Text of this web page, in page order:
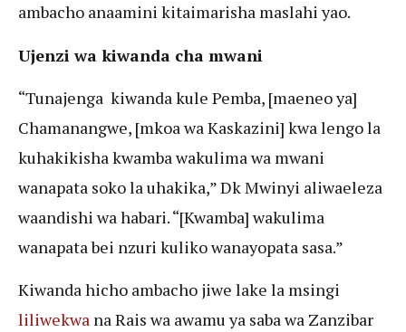
ambacho anaamini kitaimarisha maslahi yao.
Ujenzi wa kiwanda cha mwani
“Tunajenga kiwanda kule Pemba, [maeneo ya]
Chamanangwe, [mkoa wa Kaskazini] kwa lengo la
kuhakikisha kwamba wakulima wa mwani
wanapata soko la uhakika,” Dk Mwinyi aliwaeleza
waandishi wa habari. “[Kwamba] wakulima
wanapata bei nzuri kuliko wanayopata sasa.”
Kiwanda hicho ambacho jiwe lake la msingi
liliwekwa na Rais wa awamu ya saba wa Zanzibar